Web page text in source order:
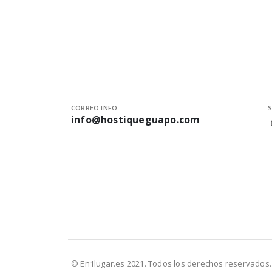
CORREO INFO:
info@hostiqueguapo.com
© En1lugar.es 2021. Todos los derechos reservados.